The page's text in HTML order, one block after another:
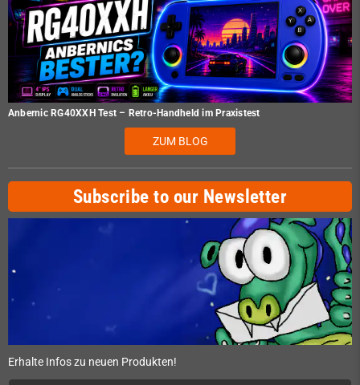
Anbernic RG40XXH Test – Retro-Handheld im Praxistest
ZUM BLOG
Subscribe to our Newsletter
Erhalte Infos zu neuen Produkten!